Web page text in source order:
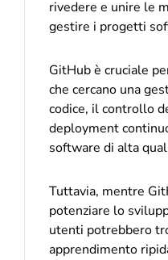
rivedere e unire le
gestire i progetti
GitHub è cruciale
che cercano una
codice, il controllo
deployment
software di alta
Tuttavia, mentre
potenziare lo
utenti potrebbero
apprendimento